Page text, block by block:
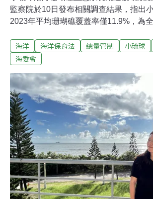
監察院於10日發布相關調查結果，指出
2023年平均珊瑚礁覆蓋率僅11.9%，為
瑚礁復原情況相較台灣其他樣點緩慢。
員會、交通部觀光署、大鵬灣國家風景區
境資訊基金會（自然環資）呼籲，相關單
全國各地觀光與保育政策進行通盤檢討
保育法》今（2024）年中立法後，可公
遊憩休閒活動並設審議會審議；下個階
區增強輔導。
海洋 海洋保育法 總量管制 小琉球
海委會